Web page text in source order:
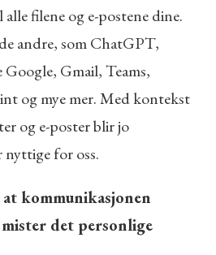
filene og e-postene dine.
andre, som ChatGPT,
Gmail, Teams,
og mye mer. Med kontekst
og e-poster blir jo
nyttige for oss.
kommunikasjonen
det personlige